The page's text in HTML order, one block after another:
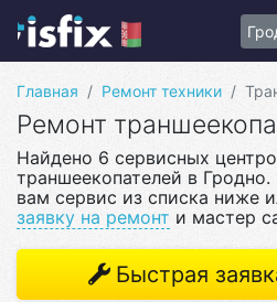
Главная Ремонт техники
Ремонт
Найдено 6 сервисных
траншеекопателей в
вам сервис из списка ниже
заявку на ремонт и мастер
Быстрая